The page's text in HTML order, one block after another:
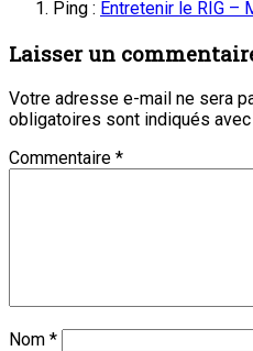
Ping : Entretenir le RIG –
Laisser un
Votre adresse e-mail ne sera
obligatoires sont indiqués avec
Commentaire *
Nom *